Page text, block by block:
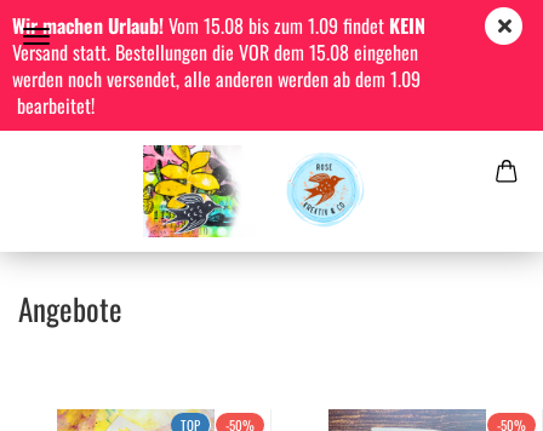
Wir machen Urlaub!Vom 15.08 bis zum 1.09 findet KEIN
Versand statt. Bestellungen die VOR dem 15.08 eingehen
werden noch versendet, alle anderen werden ab dem 1.09
bearbeitet!
Angebote
TOP -50% -50%